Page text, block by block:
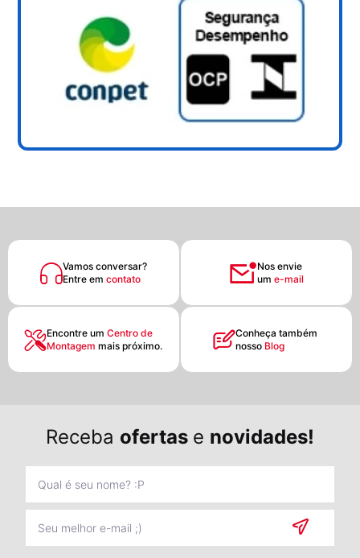
Vamos conversar?
Entre em contato
Nos envie
um e-mail
Encontre umCentro de
Montagemmais próximo.
Conheça também
nosso Blog
Receba ofertas e novidades!